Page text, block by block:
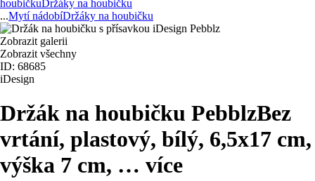
houbičkuDržáky na houbičku
...Mytí nádobíDržáky na houbičku
Zobrazit galerii
Zobrazit všechny
ID: 68685
iDesign
Držák na houbičku PebblzBez
vrtání, plastový, bílý, 6,5x17 cm,
výška 7 cm, … více